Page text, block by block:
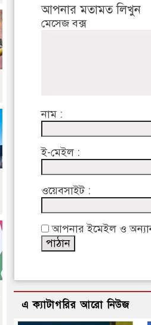
আপনার মতামত লিখুন
মেসেজ বক্স
নাম :
ই-মেইল :
ওয়েবসাইট :
আপনার ইমেইল ও
এ ক্যাটাগরির আরো নিউজ